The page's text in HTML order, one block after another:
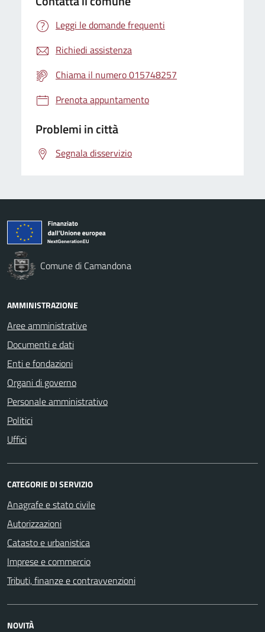
Leggi le domande frequenti
Richiedi assistenza
Chiama il numero 015748257
Prenota appuntamento
Problemi in città
Segnala disservizio
Comune di Camandona
AMMINISTRAZIONE
Aree amministrative
Documenti e dati
Enti e fondazioni
Organi di governo
Personale amministrativo
Politici
Uffici
CATEGORIE DI SERVIZIO
Anagrafe e stato civile
Autorizzazioni
Catasto e urbanistica
Imprese e commercio
Tributi, finanze e contravvenzioni
NOVITÀ